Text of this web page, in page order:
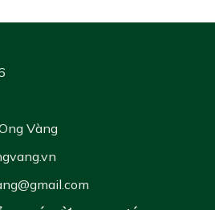
Vàng